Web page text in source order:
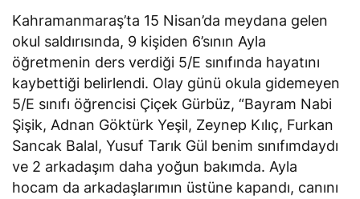
Kahramanmaraş’ta 15 Nisan’da meydana gelen
okul saldırısında, 9 kişiden 6’sının Ayla
öğretmenin ders verdiği 5/E sınıfında hayatını
kaybettiği belirlendi. Olay günü okula gidemeyen
5/E sınıfı öğrencisi Çiçek Gürbüz, “Bayram Nabi
Şişik, Adnan Göktürk Yeşil, Zeynep Kılıç, Furkan
Sancak Balal, Yusuf Tarık Gül benim sınıfımdaydı
ve 2 arkadaşım daha yoğun bakımda. Ayla
hocam da arkadaşlarımın üstüne kapandı, canını